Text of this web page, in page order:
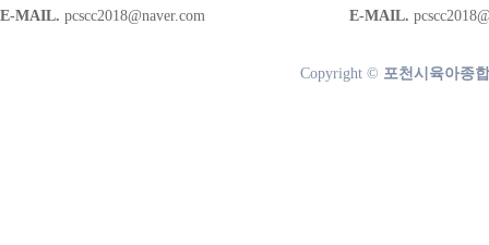
E-MAIL. pcscc2018@naver.com
E-MAIL.
Copyright © 포천시육아종